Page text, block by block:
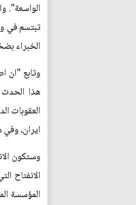
الواسعة".
تبتسم في
الخبراء
وتابع "ان
العقوبات
ايران،
وستكون
الانفتاح
المؤسسة